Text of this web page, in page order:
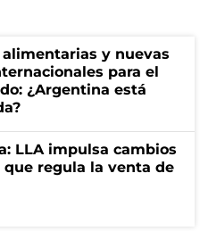
y nuevas
para el
¿Argentina está
LLA impulsa cambios
que regula la venta de